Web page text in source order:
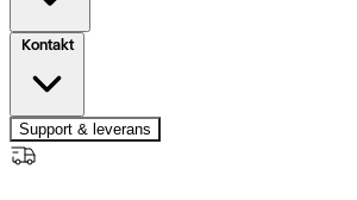
Kontakt
Support & leverans